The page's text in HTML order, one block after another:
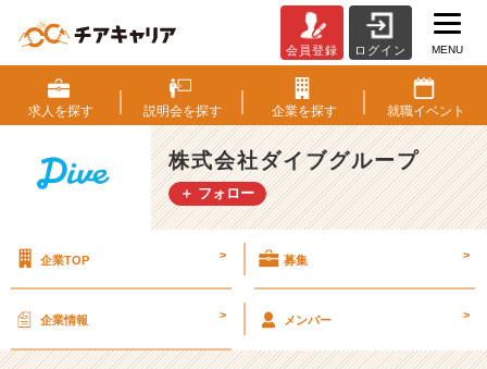
式
会
社
ダ
イ
ブ
プ
明
会員登録 ログイン MENU
求人を探す 説明会を探す 企業を探す 就職イベント
株式会社ダイブグループ
＋ フォロー
企業TOP > 募集 >
企業情報 > メンバー >